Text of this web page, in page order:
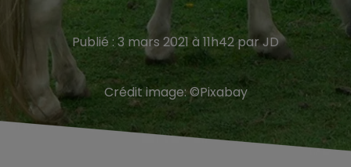
Publié : 3 mars 2021 à 11h42 par JD
Crédit image:©Pixabay